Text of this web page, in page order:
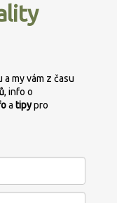
my vám z času
, info o
a tipypro